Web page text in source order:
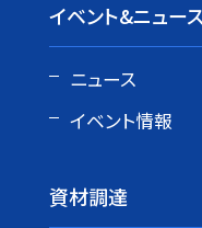
イベント&ニュース
ニュース
イベント情報
資材調達